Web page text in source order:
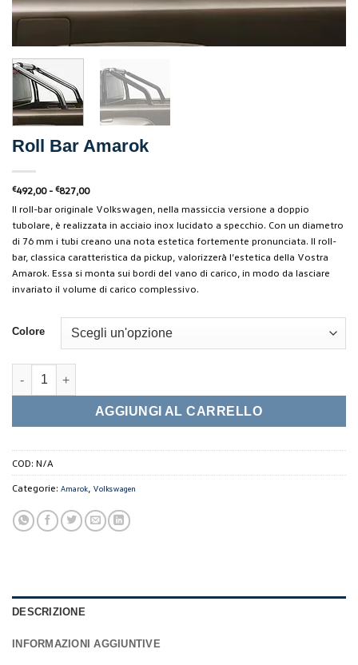
Roll Bar Amarok
€492,00 - €827,00Fascia
prezzo:
€492,00
a
€827,00
Il roll-bar originale Volkswagen, nella massiccia versione a doppio
tubolare, è realizzata in acciaio inox lucidato a specchio. Con un diametro
di 76 mm i tubi creano una nota estetica fortemente pronunciata. Il roll-
bar, classica caratteristica da pickup, valorizzerà l’estetica della Vostra
Amarok. Essa si monta sui bordi del vano di carico, in modo da lasciare
invariato il volume di carico complessivo.
Colore
Roll Bar Amarok quantità
AGGIUNGI AL CARRELLO
COD: N/A
Categorie: Amarok, Volkswagen
DESCRIZIONE
INFORMAZIONI AGGIUNTIVE